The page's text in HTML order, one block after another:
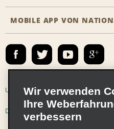
Das Business Rental
Emerald Club Anmelden
Barrierefreiheit
Kontakt
E-Mail anmelden
MOBILE APP VON
Unternehmensinformationen
Datenschutzrichtlinie
Wir verwenden
Ihre
verbessern